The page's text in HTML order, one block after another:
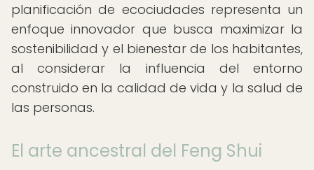
planificación de ecociudades representa un
enfoque innovador que busca maximizar la
sostenibilidad y el bienestar de los habitantes,
al considerar la influencia del entorno
construido en la calidad de vida y la salud de
las personas.
El arte ancestral del Feng Shui